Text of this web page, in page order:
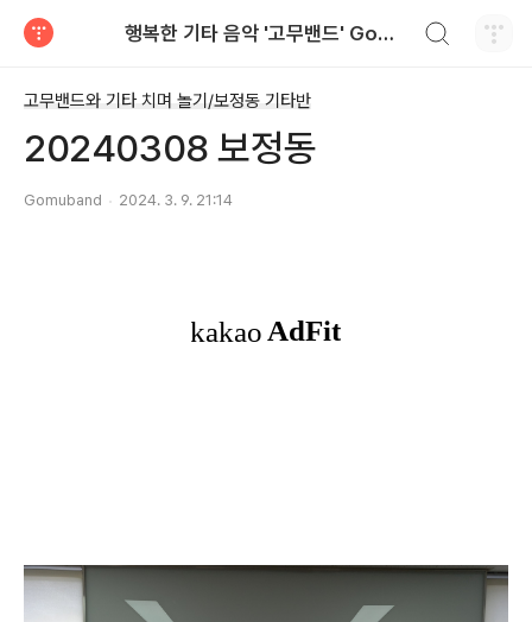
행복한 기타 음악 '고무밴드' Gomuband
고무밴드와 기타 치며 놀기/보정동 기타반
20240308 보정동
Gomuband 2024. 3. 9. 21:14